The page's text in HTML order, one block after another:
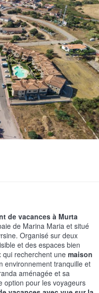
de vacances à Murta
de Marina Maria et situé
Organisé sur deux
et des espaces bien
qui recherchent une maison
environnement tranquille et
aménagée et sa
option pour les voyageurs